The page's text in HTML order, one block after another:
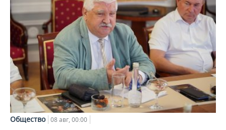
Общество 08 авг, 00:00